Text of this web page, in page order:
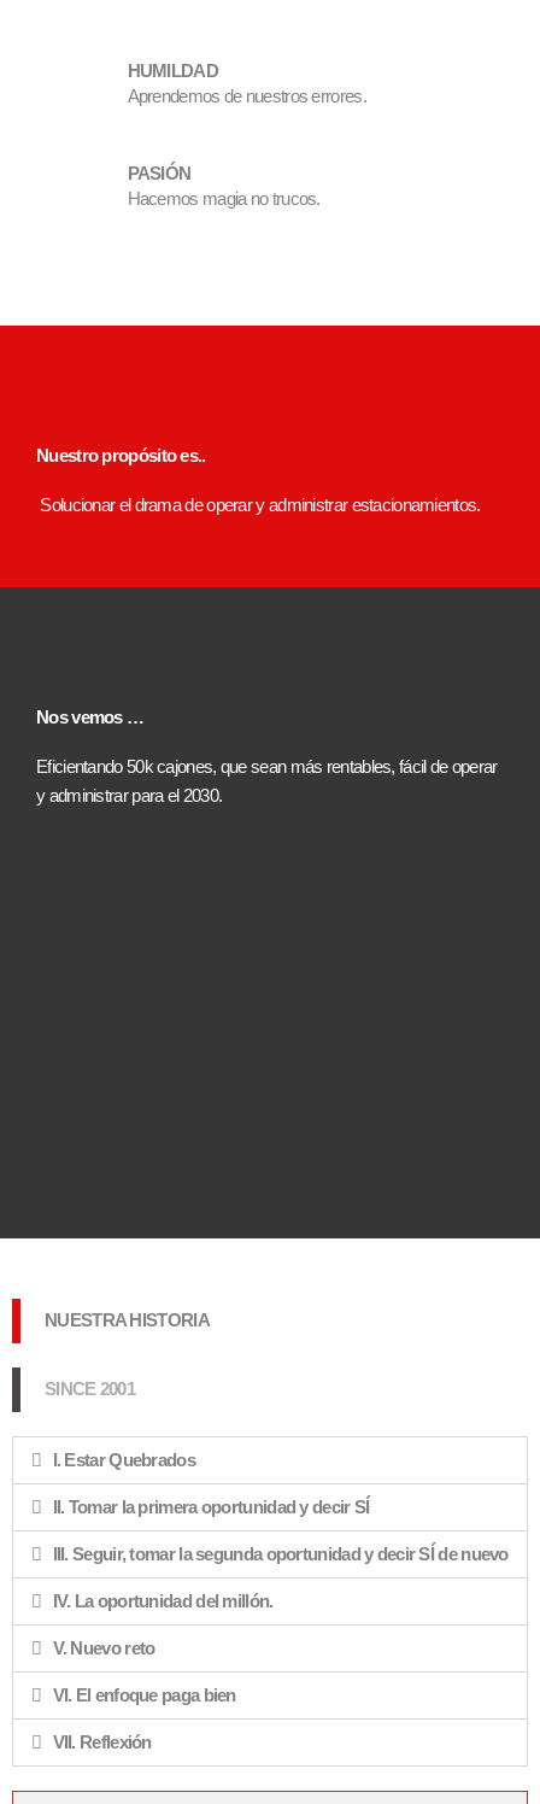
HUMILDAD
Aprendemos de nuestros errores.
PASIÓN
Hacemos magia no trucos.
Nuestro propósito es..
Solucionar el drama de operar y administrar estacionamientos.
Nos vemos …
Eficientando 50k cajones, que sean más rentables, fácil de operar
y administrar para el 2030.
NUESTRA HISTORIA
SINCE 2001
I. Estar Quebrados
II. Tomar la primera oportunidad y decir SÍ
III. Seguir, tomar la segunda oportunidad y decir SÍ de nuevo
IV. La oportunidad del millón.
V. Nuevo reto
VI. El enfoque paga bien
VII. Reflexión